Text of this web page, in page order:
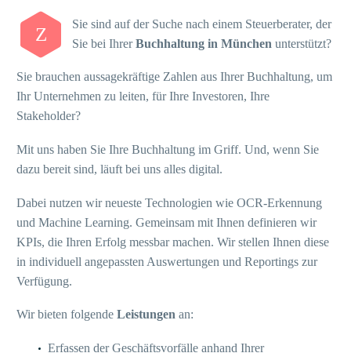
Z
Sie sind auf der Suche nach einem Steuerberater, der
Sie bei IhrerBuchhaltung in München unterstützt?
Sie brauchen aussagekräftige Zahlen aus Ihrer Buchhaltung, um
Ihr Unternehmen zu leiten, für Ihre Investoren, Ihre
Stakeholder?
Mit uns haben Sie Ihre Buchhaltung im Griff. Und, wenn Sie
dazu bereit sind, läuft bei uns alles digital.
Dabei nutzen wir neueste Technologien wie OCR-Erkennung
und Machine Learning. Gemeinsam mit Ihnen definieren wir
KPIs, die Ihren Erfolg messbar machen. Wir stellen Ihnen diese
in individuell angepassten Auswertungen und Reportings zur
Verfügung.
Wir bieten folgende Leistungen an:
Erfassen der Geschäftsvorfälle anhand Ihrer